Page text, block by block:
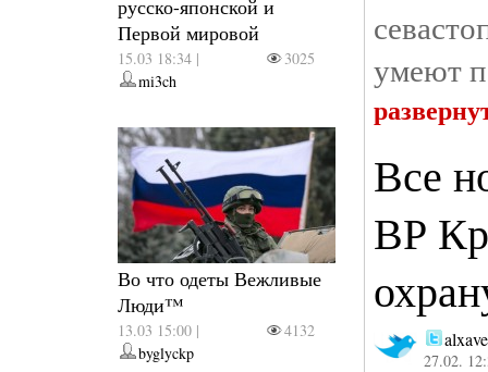
русско-японской и
Первой мировой
15.03 18:34 |
3025
mi3ch
Во что одеты Вежливые
Люди™
13.03 15:00 |
4132
byglyckp
умеют
Все
ВР
27.02.